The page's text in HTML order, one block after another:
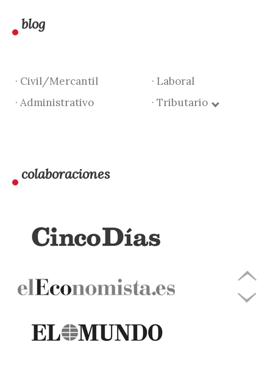
blog
· Civil/Mercantil
· Laboral
· Administrativo
· Tributario
colaboraciones